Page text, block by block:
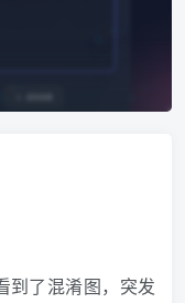
到了混淆图，突发